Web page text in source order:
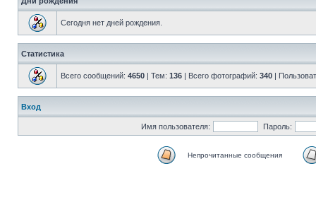
Сегодня нет дней рождения.
Статистика
Всего сообщений: 4650 | Тем: 136 | Всего фотографий: 340 |
Вход
Имя пользователя: Пароль:
Непрочитанные сообщения